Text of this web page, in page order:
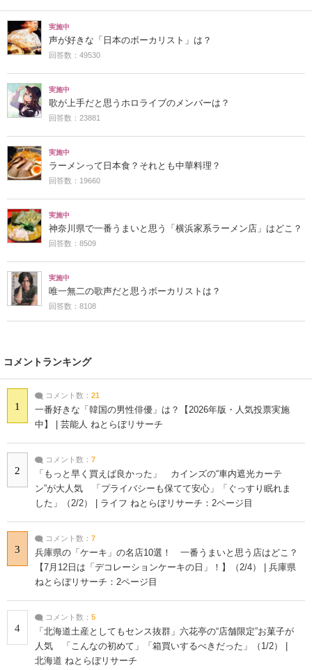
実施中
声が好きな「日本のボーカリスト」は？
回答数：49530
実施中
歌が上手だと思うホロライブのメンバーは？
回答数：23881
実施中
ラーメンって日本食？それとも中華料理？
回答数：19660
実施中
神奈川県で一番うまいと思う「横浜家系ラーメン店」はどこ？
回答数：8509
実施中
唯一無二の歌声だと思うボーカリストは？
回答数：8108
コメントランキング
1
コメント数： 21
一番好きな「韓国の男性俳優」は？【2026年版・人気投票実施
中】 | 芸能人 ねとらぼリサーチ
2
コメント数： 7
「もっと早く買えば良かった」 カインズの“車内遮光カーテ
ン”が大人気 「プライバシーも保てて安心」「ぐっすり眠れま
した」（2/2） | ライフ ねとらぼリサーチ：2ページ目
3
コメント数： 7
兵庫県の「ケーキ」の名店10選！ 一番うまいと思う店はどこ？
【7月12日は「デコレーションケーキの日」！】（2/4） | 兵庫県
ねとらぼリサーチ：2ページ目
4
コメント数： 5
「北海道土産としてもセンス抜群」六花亭の“店舗限定”お菓子が
人気 「こんなの初めて」「箱買いするべきだった」（1/2） |
北海道 ねとらぼリサーチ